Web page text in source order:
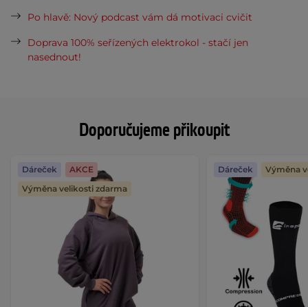
Doporučujeme přikoupit
Dáreček
AKCE
Výměna velikosti zdarma
Dáreček Výměna
Po hlavě: Nový podcast vám dá motivaci cvičit
Doprava 100% seřízených elektrokol - stačí jen
nasednout!